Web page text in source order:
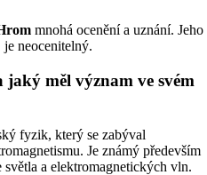
mnohá ocenění a uznání. Jeho
neocenitelný.
měl význam ve svém
fyzik, který se zabýval
Je známý především
a elektromagnetických vln.